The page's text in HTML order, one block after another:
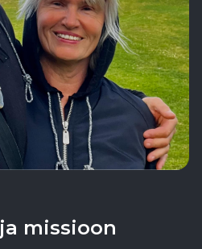
missioon